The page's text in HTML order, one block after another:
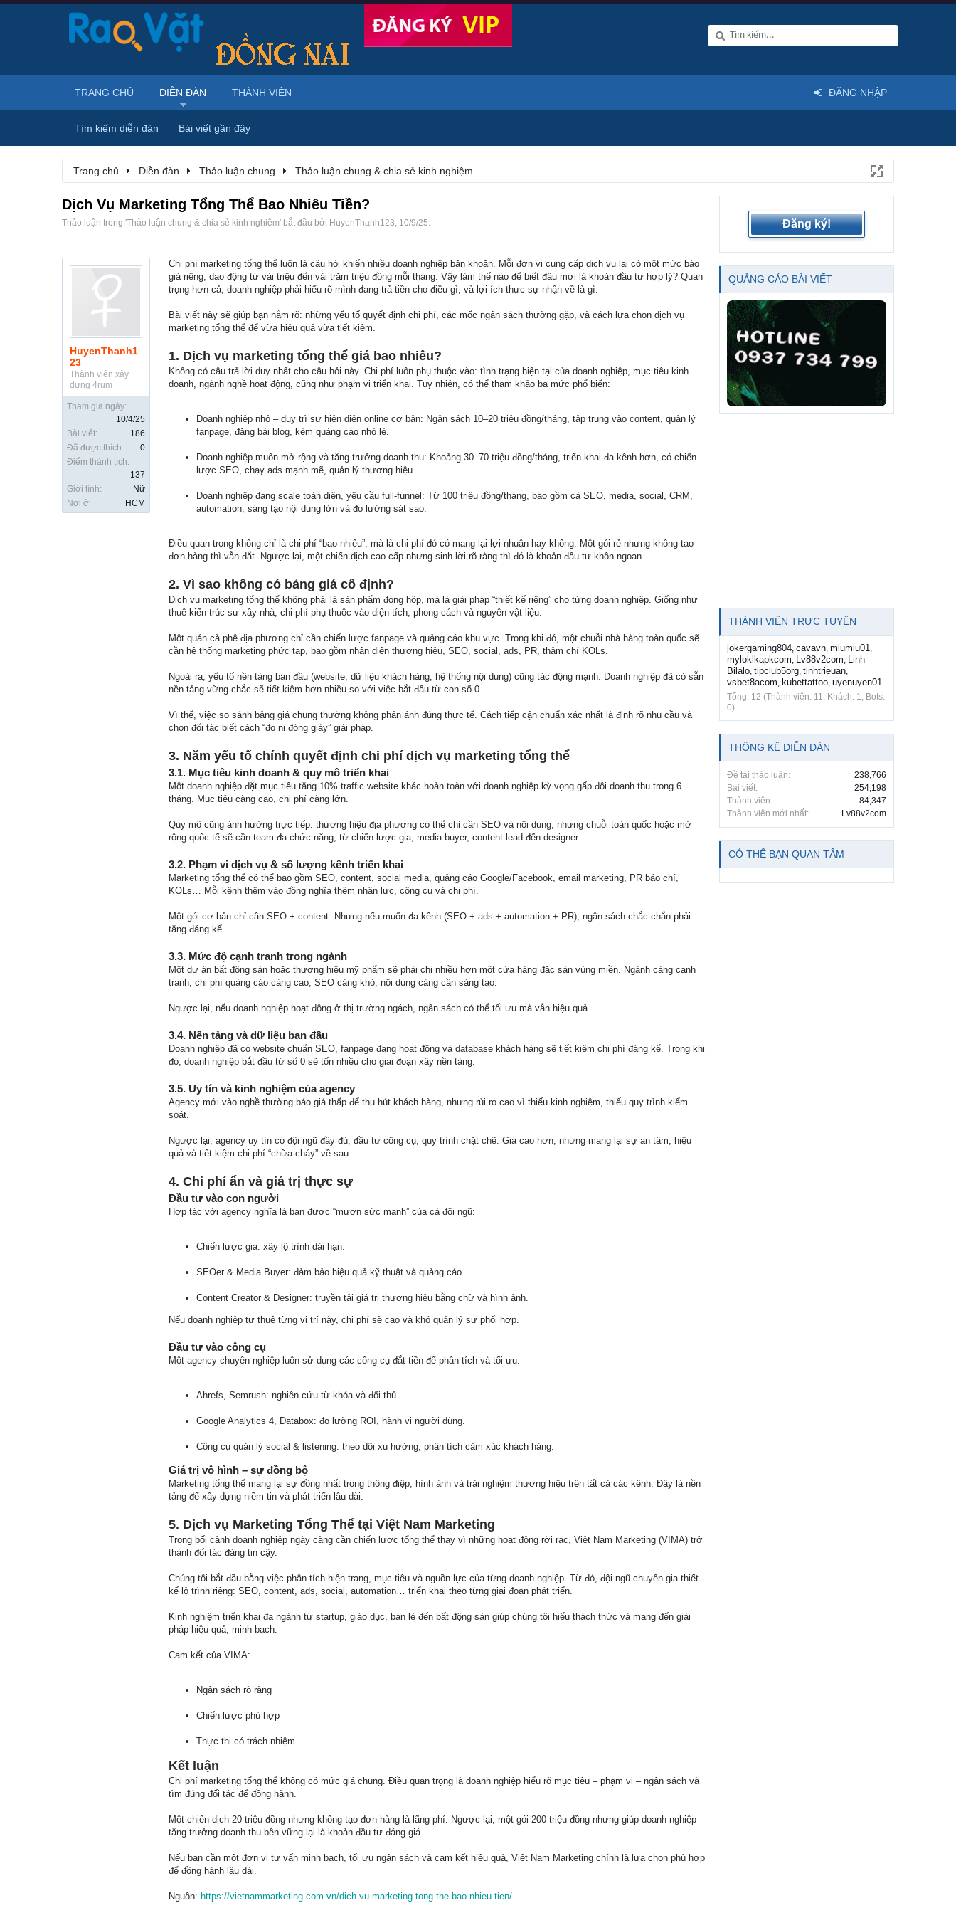
Trang chủ Diễn đàn Thảo luận chung Thảo luận chung & chia sẻ kinh nghiệm
Dịch Vụ Marketing Tổng Thể Bao Nhiêu Tiền?
Thảo luận trong 'Thảo luận chung & chia sẻ kinh nghiệm' bắt đầu bởi HuyenThanh123, 10/9/25.
HuyenThanh1
23
Thành viên xây
dựng 4rum
Tham gia ngày:
10/4/25
Bài viết:
186
Đã được thích:
0
Điểm thành tích:
137
Giới tính:
Nữ
Nơi ở:
HCM
Chi phí marketing tổng thể luôn là câu hỏi khiến nhiều doanh nghiệp băn khoăn. Mỗi đơn vị cung cấp dịch vụ lại có một mức báo
giá riêng, dao động từ vài triệu đến vài trăm triệu đồng mỗi tháng. Vậy làm thế nào để biết đâu mới là khoản đầu tư hợp lý? Quan
trọng hơn cả, doanh nghiệp phải hiểu rõ mình đang trả tiền cho điều gì, và lợi ích thực sự nhận về là gì.
Bài viết này sẽ giúp bạn nắm rõ: những yếu tố quyết định chi phí, các mốc ngân sách thường gặp, và cách lựa chọn dịch vụ
marketing tổng thể để vừa hiệu quả vừa tiết kiệm.
1. Dịch vụ marketing tổng thể giá bao nhiêu?
Không có câu trả lời duy nhất cho câu hỏi này. Chi phí luôn phụ thuộc vào: tình trạng hiện tại của doanh nghiệp, mục tiêu kinh
doanh, ngành nghề hoạt động, cũng như phạm vi triển khai. Tuy nhiên, có thể tham khảo ba mức phổ biến:
Doanh nghiệp nhỏ – duy trì sự hiện diện online cơ bản: Ngân sách 10–20 triệu đồng/tháng, tập trung vào content, quản lý
fanpage, đăng bài blog, kèm quảng cáo nhỏ lẻ.
Doanh nghiệp muốn mở rộng và tăng trưởng doanh thu: Khoảng 30–70 triệu đồng/tháng, triển khai đa kênh hơn, có chiến
lược SEO, chạy ads mạnh mẽ, quản lý thương hiệu.
Doanh nghiệp đang scale toàn diện, yêu cầu full-funnel: Từ 100 triệu đồng/tháng, bao gồm cả SEO, media, social, CRM,
automation, sáng tạo nội dung lớn và đo lường sát sao.
Điều quan trọng không chỉ là chi phí “bao nhiêu”, mà là chi phí đó có mang lại lợi nhuận hay không. Một gói rẻ nhưng không tạo
đơn hàng thì vẫn đắt. Ngược lại, một chiến dịch cao cấp nhưng sinh lời rõ ràng thì đó là khoản đầu tư khôn ngoan.
2. Vì sao không có bảng giá cố định?
Dịch vụ marketing tổng thể không phải là sản phẩm đóng hộp, mà là giải pháp “thiết kế riêng” cho từng doanh nghiệp. Giống như
thuê kiến trúc sư xây nhà, chi phí phụ thuộc vào diện tích, phong cách và nguyên vật liệu.
Một quán cà phê địa phương chỉ cần chiến lược fanpage và quảng cáo khu vực. Trong khi đó, một chuỗi nhà hàng toàn quốc sẽ
cần hệ thống marketing phức tạp, bao gồm nhận diện thương hiệu, SEO, social, ads, PR, thậm chí KOLs.
Ngoài ra, yếu tố nền tảng ban đầu (website, dữ liệu khách hàng, hệ thống nội dung) cũng tác động mạnh. Doanh nghiệp đã có sẵn
nền tảng vững chắc sẽ tiết kiệm hơn nhiều so với việc bắt đầu từ con số 0.
Vì thế, việc so sánh bảng giá chung thường không phản ánh đúng thực tế. Cách tiếp cận chuẩn xác nhất là định rõ nhu cầu và
chọn đối tác biết cách “đo ni đóng giày” giải pháp.
3. Năm yếu tố chính quyết định chi phí dịch vụ marketing tổng thể
3.1. Mục tiêu kinh doanh & quy mô triển khai
Một doanh nghiệp đặt mục tiêu tăng 10% traffic website khác hoàn toàn với doanh nghiệp kỳ vọng gấp đôi doanh thu trong 6
tháng. Mục tiêu càng cao, chi phí càng lớn.
Quy mô cũng ảnh hưởng trực tiếp: thương hiệu địa phương có thể chỉ cần SEO và nội dung, nhưng chuỗi toàn quốc hoặc mở
rộng quốc tế sẽ cần team đa chức năng, từ chiến lược gia, media buyer, content lead đến designer.
3.2. Phạm vi dịch vụ & số lượng kênh triển khai
Marketing tổng thể có thể bao gồm SEO, content, social media, quảng cáo Google/Facebook, email marketing, PR báo chí,
KOLs… Mỗi kênh thêm vào đồng nghĩa thêm nhân lực, công cụ và chi phí.
Một gói cơ bản chỉ cần SEO + content. Nhưng nếu muốn đa kênh (SEO + ads + automation + PR), ngân sách chắc chắn phải
tăng đáng kể.
3.3. Mức độ cạnh tranh trong ngành
Một dự án bất động sản hoặc thương hiệu mỹ phẩm sẽ phải chi nhiều hơn một cửa hàng đặc sản vùng miền. Ngành càng cạnh
tranh, chi phí quảng cáo càng cao, SEO càng khó, nội dung càng cần sáng tạo.
Ngược lại, nếu doanh nghiệp hoạt động ở thị trường ngách, ngân sách có thể tối ưu mà vẫn hiệu quả.
3.4. Nền tảng và dữ liệu ban đầu
Doanh nghiệp đã có website chuẩn SEO, fanpage đang hoạt động và database khách hàng sẽ tiết kiệm chi phí đáng kể. Trong khi
đó, doanh nghiệp bắt đầu từ số 0 sẽ tốn nhiều cho giai đoạn xây nền tảng.
3.5. Uy tín và kinh nghiệm của agency
Agency mới vào nghề thường báo giá thấp để thu hút khách hàng, nhưng rủi ro cao vì thiếu kinh nghiệm, thiếu quy trình kiểm
soát.
Ngược lại, agency uy tín có đội ngũ đầy đủ, đầu tư công cụ, quy trình chặt chẽ. Giá cao hơn, nhưng mang lại sự an tâm, hiệu
quả và tiết kiệm chi phí “chữa cháy” về sau.
4. Chi phí ẩn và giá trị thực sự
Đầu tư vào con người
Hợp tác với agency nghĩa là bạn được “mượn sức mạnh” của cả đội ngũ:
Chiến lược gia: xây lộ trình dài hạn.
SEOer & Media Buyer: đảm bảo hiệu quả kỹ thuật và quảng cáo.
Content Creator & Designer: truyền tải giá trị thương hiệu bằng chữ và hình ảnh.
Nếu doanh nghiệp tự thuê từng vị trí này, chi phí sẽ cao và khó quản lý sự phối hợp.
Đầu tư vào công cụ
Một agency chuyên nghiệp luôn sử dụng các công cụ đắt tiền để phân tích và tối ưu:
Ahrefs, Semrush: nghiên cứu từ khóa và đối thủ.
Google Analytics 4, Databox: đo lường ROI, hành vi người dùng.
Công cụ quản lý social & listening: theo dõi xu hướng, phân tích cảm xúc khách hàng.
Giá trị vô hình – sự đồng bộ
Marketing tổng thể mang lại sự đồng nhất trong thông điệp, hình ảnh và trải nghiệm thương hiệu trên tất cả các kênh. Đây là nền
tảng để xây dựng niềm tin và phát triển lâu dài.
5. Dịch vụ Marketing Tổng Thể tại Việt Nam Marketing
Trong bối cảnh doanh nghiệp ngày càng cần chiến lược tổng thể thay vì những hoạt động rời rạc, Việt Nam Marketing (VIMA) trở
thành đối tác đáng tin cậy.
Chúng tôi bắt đầu bằng việc phân tích hiện trạng, mục tiêu và nguồn lực của từng doanh nghiệp. Từ đó, đội ngũ chuyên gia thiết
kế lộ trình riêng: SEO, content, ads, social, automation… triển khai theo từng giai đoạn phát triển.
Kinh nghiệm triển khai đa ngành từ startup, giáo dục, bán lẻ đến bất động sản giúp chúng tôi hiểu thách thức và mang đến giải
pháp hiệu quả, minh bạch.
Cam kết của VIMA:
Ngân sách rõ ràng
Chiến lược phù hợp
Thực thi có trách nhiệm
Kết luận
Chi phí marketing tổng thể không có mức giá chung. Điều quan trọng là doanh nghiệp hiểu rõ mục tiêu – phạm vi – ngân sách và
tìm đúng đối tác để đồng hành.
Một chiến dịch 20 triệu đồng nhưng không tạo đơn hàng là lãng phí. Ngược lại, một gói 200 triệu đồng nhưng giúp doanh nghiệp
tăng trưởng doanh thu bền vững lại là khoản đầu tư đáng giá.
Nếu bạn cần một đơn vị tư vấn minh bạch, tối ưu ngân sách và cam kết hiệu quả, Việt Nam Marketing chính là lựa chọn phù hợp
để đồng hành lâu dài.
Nguồn: https://vietnammarketing.com.vn/dich-vu-marketing-tong-the-bao-nhieu-tien/
Đăng ký!
QUẢNG CÁO BÀI VIẾT
THÀNH VIÊN TRỰC TUYẾN
jokergaming804, cavavn, miumiu01,
myloklkapkcom, Lv88v2com, Linh
Bilalo, tipclub5org, tinhtrieuan,
vsbet8acom, kubettattoo, uyenuyen01
Tổng: 12 (Thành viên: 11, Khách: 1, Bots:
0)
THỐNG KÊ DIỄN ĐÀN
Đề tài thảo luận:
238,766
Bài viết:
254,198
Thành viên:
84,347
Thành viên mới nhất:
Lv88v2com
CÓ THỂ BẠN QUAN TÂM
TRANG CHỦ DIỄN ĐÀN
Tìm kiếm diễn đàn Bài viết gần đây
THÀNH VIÊN ĐĂNG NHẬP